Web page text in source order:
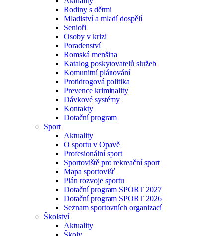
Rodiny s dětmi
Mladiství a mladí dospělí
Senioři
Osoby v krizi
Poradenství
Romská menšina
Katalog poskytovatelů služeb
Komunitní plánování
Protidrogová politika
Prevence kriminality
Dávkové systémy
Kontakty
Dotační program
Sport
Aktuality
O sportu v Opavě
Profesionální sport
Sportoviště pro rekreační sport
Mapa sportovišť
Plán rozvoje sportu
Dotační program SPORT 2027
Dotační program SPORT 2026
Seznam sportovních organizací
Školství
Aktuality